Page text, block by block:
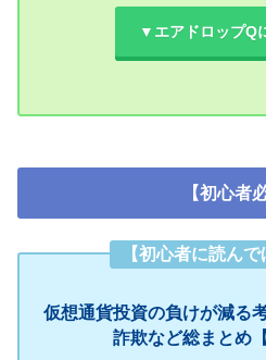
▼エアドロップQ
【初心者
【初心者に読んで
仮想通貨投資の負けが減る
詐欺など総まとめ